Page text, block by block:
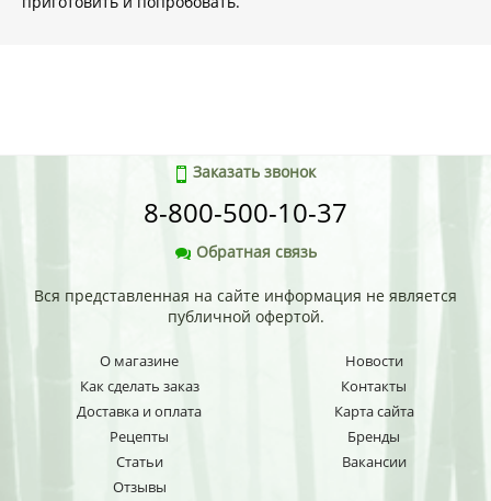
Заказать звонок
8-800-500-10-37
Обратная связь
Вся представленная на сайте информация не является
публичной офертой.
О магазине
Как сделать заказ
Доставка и оплата
Рецепты
Статьи
Отзывы
Новости
Контакты
Карта сайта
Бренды
Вакансии